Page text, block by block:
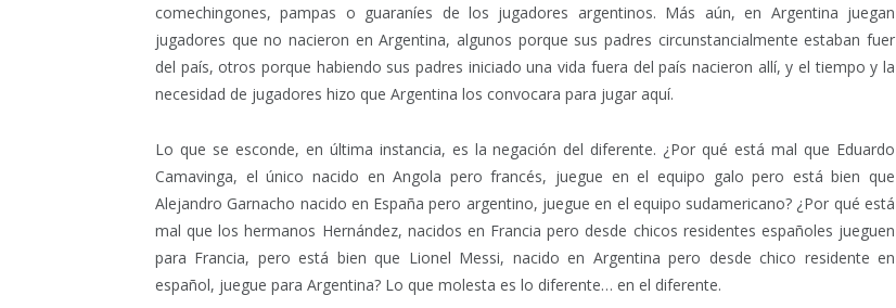
comechingones, pampas o guaraníes de los jugadores argentinos. Más aún, en Argentina juegan
jugadores que no nacieron en Argentina, algunos porque sus padres circunstancialmente estaban fuer
del país, otros porque habiendo sus padres iniciado una vida fuera del país nacieron allí, y el tiempo y la
necesidad de jugadores hizo que Argentina los convocara para jugar aquí.
Lo que se esconde, en última instancia, es la negación del diferente. ¿Por qué está mal que Eduardo
Camavinga, el único nacido en Angola pero francés, juegue en el equipo galo pero está bien que
Alejandro Garnacho nacido en España pero argentino, juegue en el equipo sudamericano? ¿Por qué está
mal que los hermanos Hernández, nacidos en Francia pero desde chicos residentes españoles jueguen
para Francia, pero está bien que Lionel Messi, nacido en Argentina pero desde chico residente en
español, juegue para Argentina? Lo que molesta es lo diferente… en el diferente.